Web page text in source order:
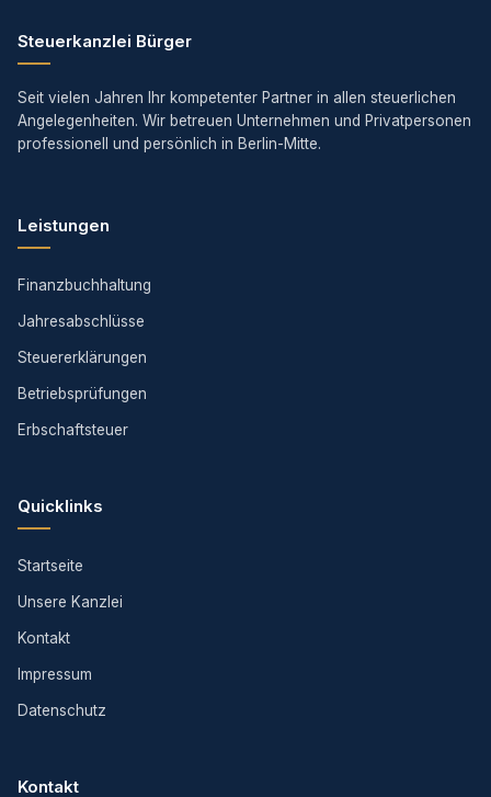
Steuerkanzlei Bürger
Seit vielen Jahren Ihr kompetenter Partner in allen steuerlichen
Angelegenheiten. Wir betreuen Unternehmen und Privatpersonen
professionell und persönlich in Berlin-Mitte.
Leistungen
Finanzbuchhaltung
Jahresabschlüsse
Steuererklärungen
Betriebsprüfungen
Erbschaftsteuer
Quicklinks
Startseite
Unsere Kanzlei
Kontakt
Impressum
Datenschutz
Kontakt